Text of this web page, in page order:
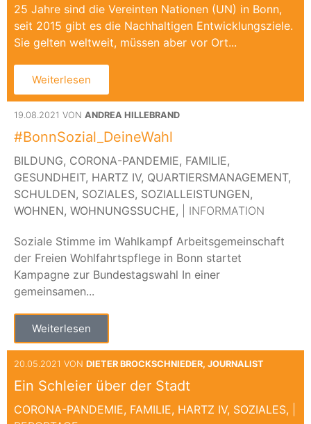
25 Jahre sind die Vereinten Nationen (UN) in Bonn,
seit 2015 gibt es die Nachhaltigen Entwicklungsziele.
Sie gelten weltweit, müssen aber vor Ort...
Weiterlesen
19.08.2021 VON ANDREA HILLEBRAND
#BonnSozial_DeineWahl
BILDUNG, CORONA-PANDEMIE, FAMILIE,
GESUNDHEIT, HARTZ IV, QUARTIERSMANAGEMENT,
SCHULDEN, SOZIALES, SOZIALLEISTUNGEN,
WOHNEN, WOHNUNGSSUCHE, | INFORMATION
Soziale Stimme im Wahlkampf Arbeitsgemeinschaft
der Freien Wohlfahrtspflege in Bonn startet
Kampagne zur Bundestagswahl In einer
gemeinsamen...
Weiterlesen
20.05.2021 VON DIETER BROCKSCHNIEDER, JOURNALIST
Ein Schleier über der Stadt
CORONA-PANDEMIE, FAMILIE, HARTZ IV, SOZIALES,